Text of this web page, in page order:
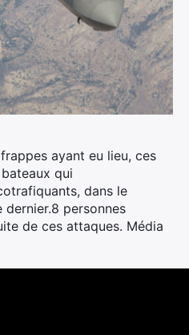
ayant eu lieu, ces
qui
dans le
dernier.8 personnes
de ces attaques. Média